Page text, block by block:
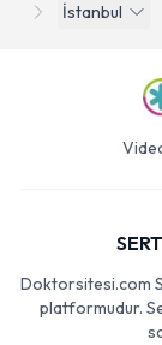
İstanbul
Doktorsitesi.com
platformudur.